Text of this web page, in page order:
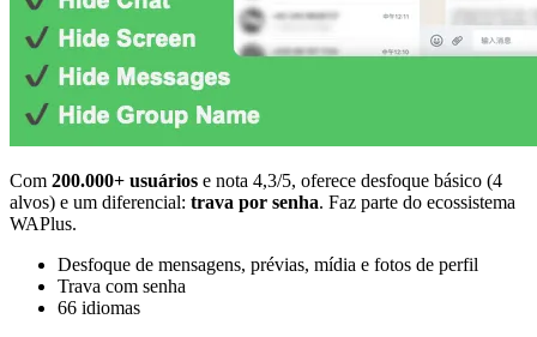
Com 200.000+ usuários e nota 4,3/5, oferece desfoque básico (4
alvos) e um diferencial: trava por senha. Faz parte do ecossistema
WAPlus.
Desfoque de mensagens, prévias, mídia e fotos de perfil
Trava com senha
66 idiomas